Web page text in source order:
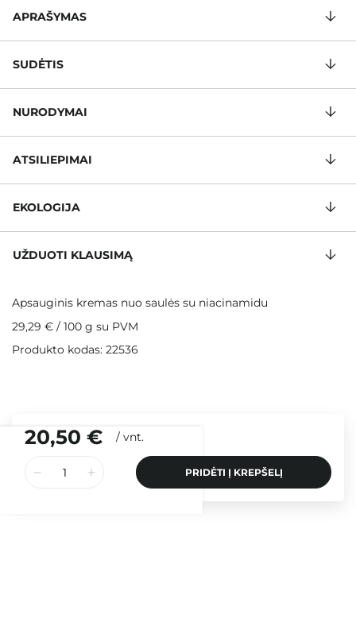
20,50 € / vnt.
PRIDĖTI Į KREPŠELĮ
APRAŠYMAS
SUDĖTIS
NURODYMAI
ATSILIEPIMAI
EKOLOGIJA
UŽDUOTI KLAUSIMĄ
Apsauginis kremas nuo saulės su niacinamidu
29,29 € / 100 g su PVM
Produkto kodas: 22536